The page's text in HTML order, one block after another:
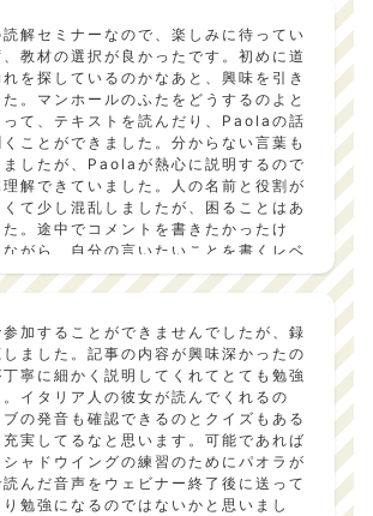
解セミナーなので、楽しみに待ってい
教材の選択が良かったです。初めに道
を探しているのかなあと、興味を引き
。マンホールのふたをどうするのよと
て、テキストを読んだり、Paolaの話
ことができました。分からない言葉も
したが、Paolaが熱心に説明するので
解できていました。人の名前と役割が
て少し混乱しましたが、困ることはあ
。途中でコメントを書きたかったけ
がら、自分の言いたいことを書くレベ
ませんでした。今からテキストを落ち
たいと思います。ぜひ次の企画でも、
です。- Vol.1
加することができませんでしたが、録
ました。記事の内容が興味深かったの
寧に細かく説明してくれてとても勉強
イタリア人の彼女が読んでくれるの
の発音も確認できるのとクイズもある
実してるなと思います。可能であれば
ャドウイングの練習のためにパオラが
んだ音声をウェビナー終了後に送って
勉強になるのではないかと思いまし